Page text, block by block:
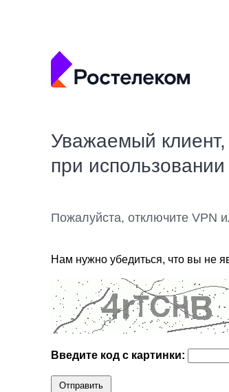
Уважаемый
при
Пожалуйста, отключите VPN
Нам нужно убедиться, что вы не
Введите код с картинки:
Отправить